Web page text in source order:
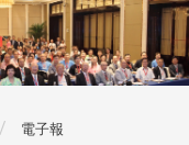
電子報